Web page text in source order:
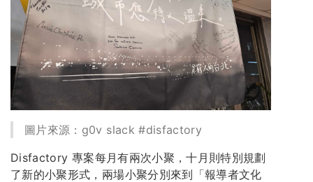
圖片來源：g0v slack #disfactory
Disfactory 專案每月有兩次小聚，十月則特別規劃
了新的小聚形式，兩場小聚分別來到「報導者文化